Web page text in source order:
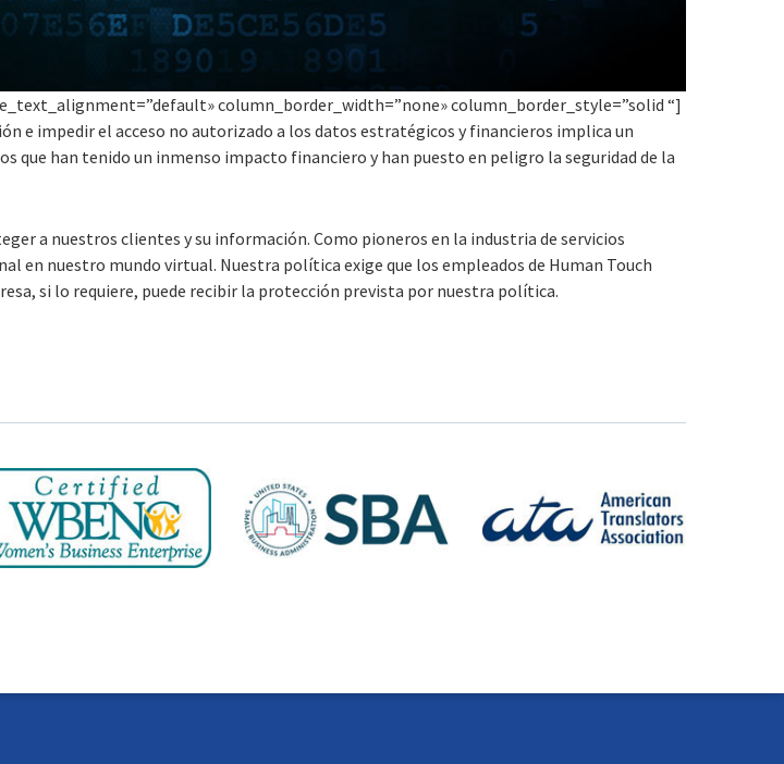
column_border_width=”none» column_border_style=”solid “]
e impedir el acceso no autorizado a los datos estratégicos y financieros implica un
que han tenido un inmenso impacto financiero y han puesto en peligro la seguridad de la
a nuestros clientes y su información. Como pioneros en la industria de servicios
en nuestro mundo virtual. Nuestra política exige que los empleados de Human Touch
si lo requiere, puede recibir la protección prevista por nuestra política.